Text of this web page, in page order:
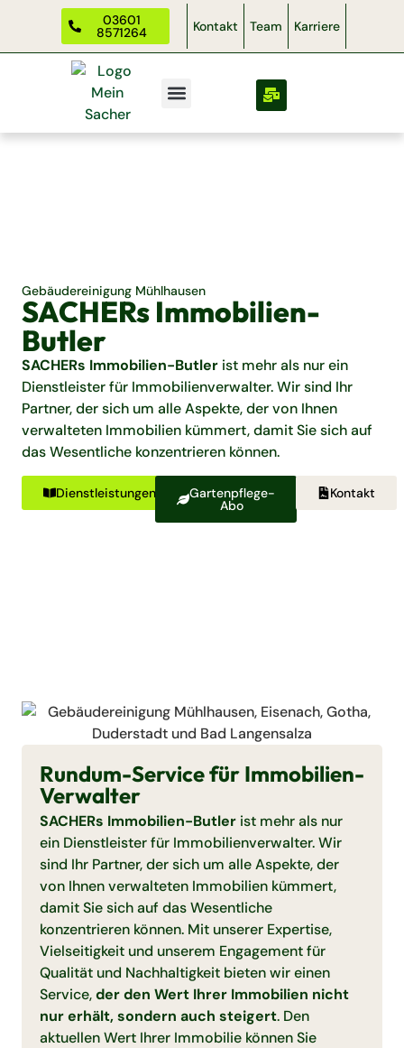
03601
8571264 Kontakt Team Karriere
Gebäudereinigung Mühlhausen
SACHERs Immobilien-
Butler
SACHERs Immobilien-Butler ist mehr als nur ein
Dienstleister für Immobilienverwalter. Wir sind Ihr
Partner, der sich um alle Aspekte, der von Ihnen
verwalteten Immobilien kümmert, damit Sie sich auf
das Wesentliche konzentrieren können.
Dienstleistungen Gartenpflege-
Abo
Kontakt
Rundum-Service für Immobilien-
Verwalter
SACHERs Immobilien-Butler ist mehr als nur
ein Dienstleister für Immobilienverwalter. Wir
sind Ihr Partner, der sich um alle Aspekte, der
von Ihnen verwalteten Immobilien kümmert,
damit Sie sich auf das Wesentliche
konzentrieren können. Mit unserer Expertise,
Vielseitigkeit und unserem Engagement für
Qualität und Nachhaltigkeit bieten wir einen
Service,der den Wert Ihrer Immobilien nicht
nur erhält, sondern auch steigert. Den
aktuellen Wert Ihrer Immobilie können Sie